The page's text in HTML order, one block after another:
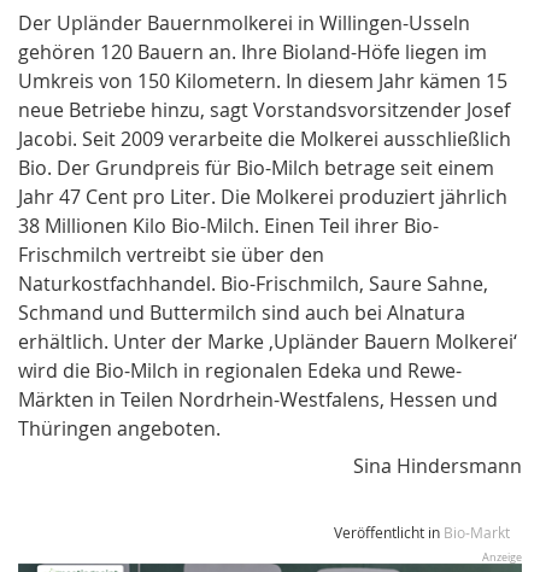
Der Upländer Bauernmolkerei in Willingen-Usseln
gehören 120 Bauern an. Ihre Bioland-Höfe liegen im
Umkreis von 150 Kilometern. In diesem Jahr kämen 15
neue Betriebe hinzu, sagt Vorstandsvorsitzender Josef
Jacobi. Seit 2009 verarbeite die Molkerei ausschließlich
Bio. Der Grundpreis für Bio-Milch betrage seit einem
Jahr 47 Cent pro Liter. Die Molkerei produziert jährlich
38 Millionen Kilo Bio-Milch. Einen Teil ihrer Bio-
Frischmilch vertreibt sie über den
Naturkostfachhandel. Bio-Frischmilch, Saure Sahne,
Schmand und Buttermilch sind auch bei Alnatura
erhältlich. Unter der Marke ‚Upländer Bauern Molkerei‘
wird die Bio-Milch in regionalen Edeka und Rewe-
Märkten in Teilen Nordrhein-Westfalens, Hessen und
Thüringen angeboten.
Sina Hindersmann
Veröffentlicht in Bio-Markt
Anzeige